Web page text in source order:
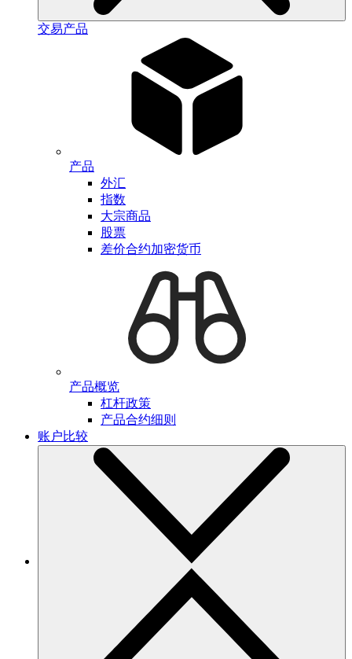
交易产品
产品
外汇
指数
大宗商品
股票
差价合约加密货币
产品概览
杠杆政策
产品合约细则
账户比较